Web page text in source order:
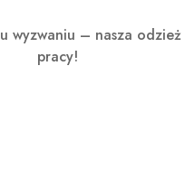
wyzwaniu – nasza
pracy!